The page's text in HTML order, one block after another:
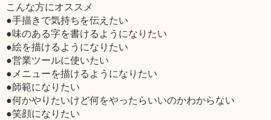
こんな方にオススメ
●手描きで気持ちを伝えたい
●味のある字を書けるようになりたい
●絵を描けるようになりたい
●営業ツールに使いたい
●メニューを描けるようになりたい
●師範になりたい
●何かやりたいけど何をやったらいいのかわからない
●笑顔になりたい